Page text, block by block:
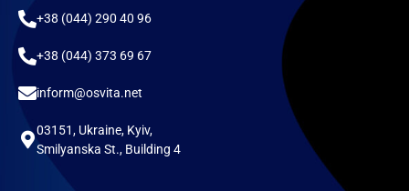
+38 (044) 290 40 96
+38 (044) 373 69 67
inform@osvita.net
03151, Ukraine, Kyiv,
Smilyanska St., Building 4